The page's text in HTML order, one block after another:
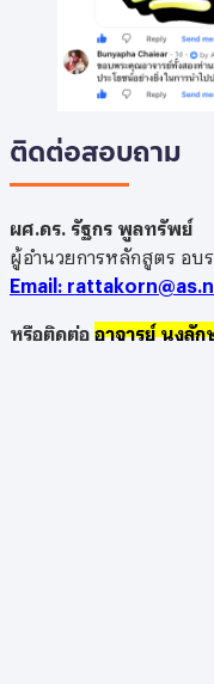
ติดต่อสอบถาม
ผศ.ดร. รัฐกร พูลทรัพย์
ผู้อำนวยการหลักสูตร อบ
Email:
หรือติดต่อ อาจารย์ นงลั